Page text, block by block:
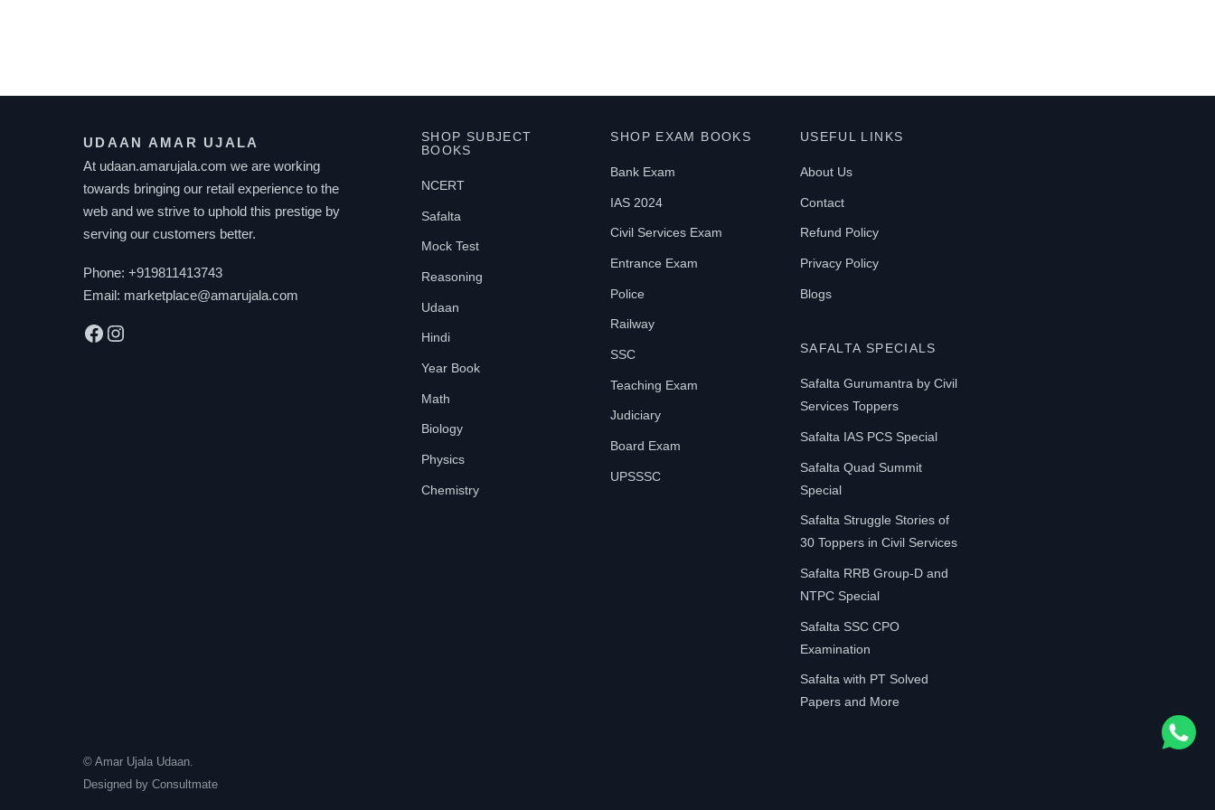
options
on
the
options
be
product
page
UDAAN AMAR UJALA
At udaan.amarujala.com we are working
towards bringing our retail experience to the
web and we strive to uphold this prestige by
serving our customers better.
Phone: +919811413743
Email: marketplace@amarujala.com
Facebook
Instagram
SHOP SUBJECT
BOOKS
NCERT
Safalta
Mock Test
Reasoning
Udaan
Hindi
Year Book
Math
Biology
Physics
Chemistry
SHOP EXAM BOOKS
Bank Exam
IAS 2024
Civil Services Exam
Entrance Exam
Police
Railway
SSC
Teaching Exam
Judiciary
Board Exam
UPSSSC
USEFUL LINKS
About Us
Contact
Refund Policy
Privacy Policy
Blogs
SAFALTA SPECIALS
Safalta Gurumantra by Civil
Services Toppers
Safalta IAS PCS Special
Safalta Quad Summit
Special
Safalta Struggle Stories of
30 Toppers in Civil Services
Safalta RRB Group-D and
NTPC Special
Safalta SSC CPO
Examination
Safalta with PT Solved
Papers and More
© Amar Ujala Udaan.
Designed by Consultmate